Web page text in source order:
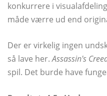
konkurrere i
måde værre ud end
Der er virkelig ingen
så lave her.Assassin's
spil. Det burde have